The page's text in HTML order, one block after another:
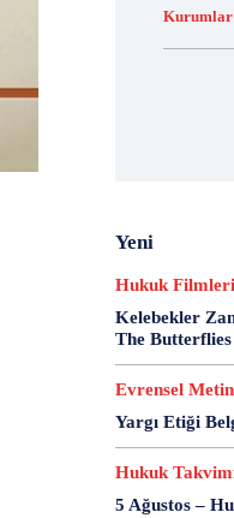
Kurumlar
Yeni
Hukuk Filmleri
Kelebekler
The Butterflies
Evrensel
Yargı Etiği
Hukuk
5 Ağustos –